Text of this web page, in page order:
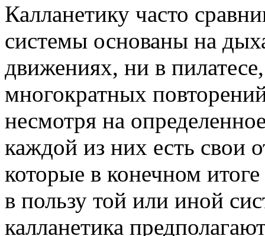
Калланетику часто
системы основаны на
движениях, ни в
многократных
несмотря на
каждой из них есть свои
которые в конечном
в пользу той или иной
калланетика